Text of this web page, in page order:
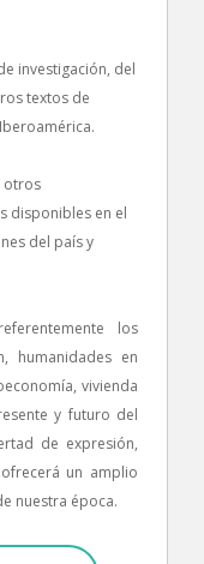
investigación, del
textos de
otros
disponibles en el
del país y
los
humanidades en
vivienda
y futuro del
de expresión,
un amplio
nuestra época.